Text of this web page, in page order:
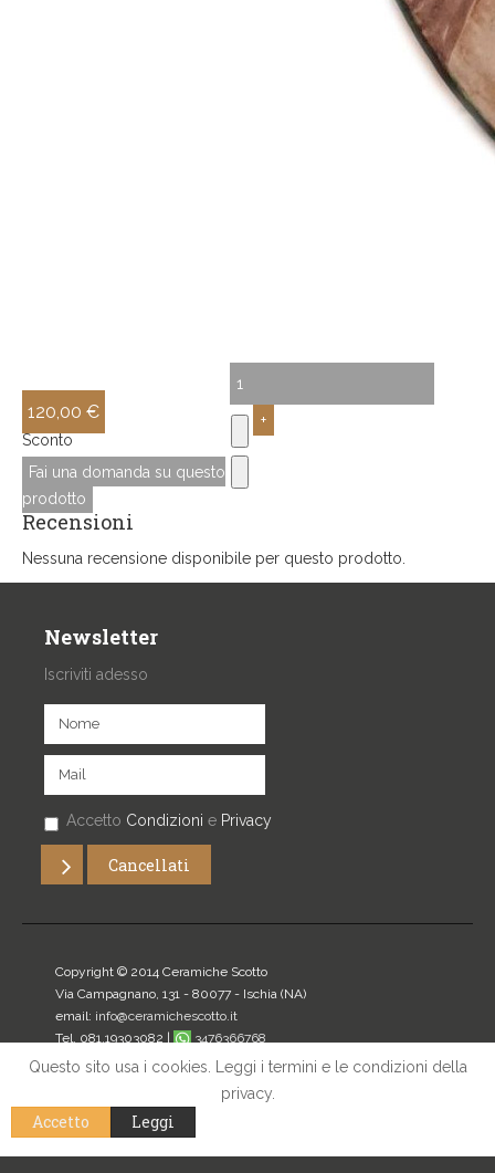
120,00 €
Sconto
Fai una domanda su questo
prodotto
Recensioni
Nessuna recensione disponibile per questo prodotto.
Newsletter
Iscriviti adesso
Accetto Condizioni e Privacy
Copyright © 2014 Ceramiche Scotto
Via Campagnano, 131 - 80077 - Ischia (NA)
email: info@ceramichescotto.it
Tel. 081.19303082 |
3476366768
P.IVA: 07272340634
|Mappa del sito
Questo sito usa i cookies. Leggi i termini e le condizioni della
privacy.
Accetto Leggi